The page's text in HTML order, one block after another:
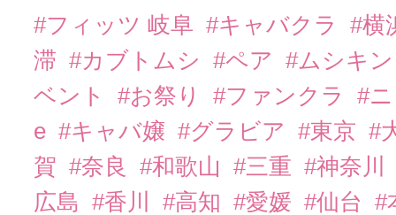
#フィッツ 岐阜 #キャバクラ
#横
滞 #カブトムシ #ペア
#ムシキ
ベント
#お祭り #ファンクラ
#
e #キャバ嬢 #グラビア #東京 #
賀 #奈良 #和歌山 #三重 #神奈川
広島
#香川 #高知 #愛媛 #仙台
#